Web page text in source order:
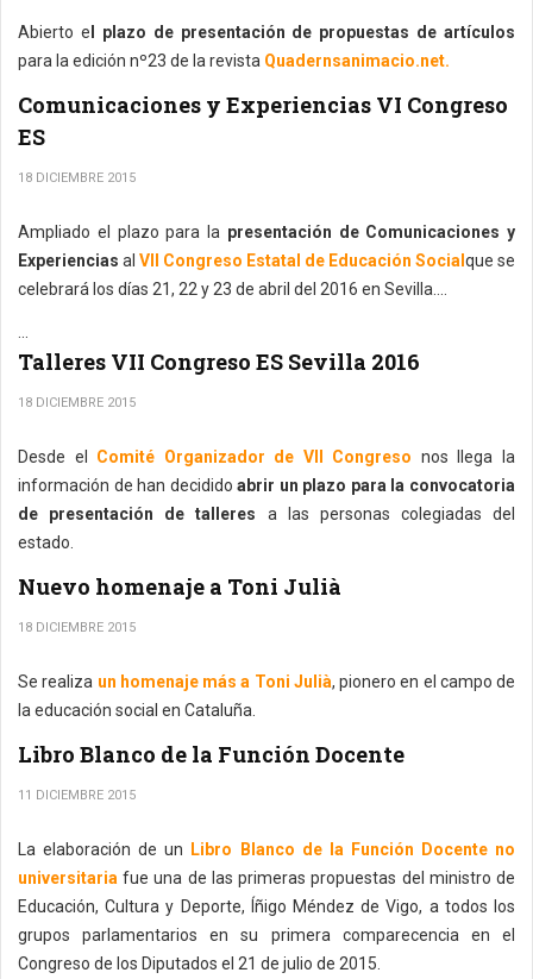
Abierto e l plazo de presentación de propuestas de artículos
para la edición nº23 de la revista Quadernsanimacio.net.
Comunicaciones y Experiencias VI Congreso
ES
18 DICIEMBRE 2015
Ampliado el plazo para la presentación de Comunicaciones y
Experiencias al VII Congreso Estatal de Educación Social que se
celebrará los días 21, 22 y 23 de abril del 2016 en Sevilla....
Talleres VII Congreso ES Sevilla 2016
18 DICIEMBRE 2015
Desde el Comité Organizador de VII Congreso nos llega la
información de han decididoabrir un plazo para la convocatoria
de presentación de talleres a las personas colegiadas del
estado.
Nuevo homenaje a Toni Julià
18 DICIEMBRE 2015
Se realiza un homenaje más a Toni Julià, pionero en el campo de
la educación social en Cataluña.
Libro Blanco de la Función Docente
11 DICIEMBRE 2015
La elaboración de un Libro Blanco de la Función Docente no
universitaria fue una de las primeras propuestas del ministro de
Educación, Cultura y Deporte, Íñigo Méndez de Vigo, a todos los
grupos parlamentarios en su primera comparecencia en el
Congreso de los Diputados el 21 de julio de 2015.